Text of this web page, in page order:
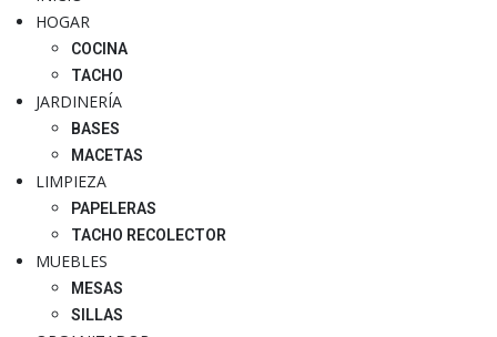
HOGAR
COCINA
TACHO
JARDINERÍA
BASES
MACETAS
LIMPIEZA
PAPELERAS
TACHO RECOLECTOR
MUEBLES
MESAS
SILLAS